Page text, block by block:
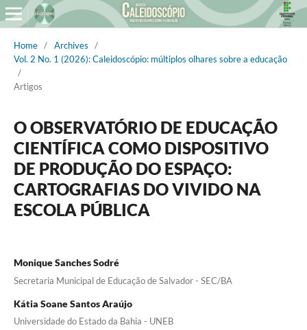
Home / Archives
/
Vol. 2 No. 1 (2026): Caleidoscópio: múltiplos olhares sobre a educação
/
Artigos
O OBSERVATÓRIO DE EDUCAÇÃO
CIENTÍFICA COMO DISPOSITIVO
DE PRODUÇÃO DO ESPAÇO:
CARTOGRAFIAS DO VIVIDO NA
ESCOLA PÚBLICA
Monique Sanches Sodré
Secretaria Municipal de Educação de Salvador - SEC/BA
Kátia Soane Santos Araújo
Universidade do Estado da Bahia - UNEB